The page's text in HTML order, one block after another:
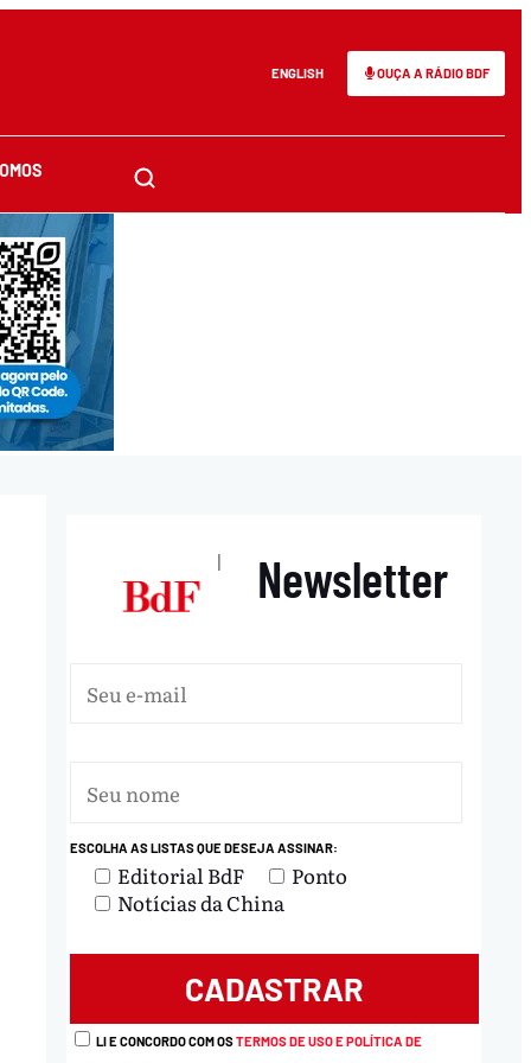
ENGLISH OUÇA A RÁDIO BDF
| Newsletter
ESCOLHA AS LISTAS QUE DESEJA ASSINAR:
Editorial BdF
Ponto
Notícias da China
LI E CONCORDO COM OSTERMOS DE USO E POLÍTICA DE